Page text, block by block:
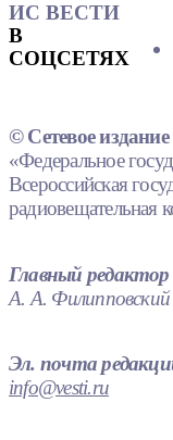
ИС ВЕСТИ
В
СОЦСЕТЯХ
© Сетевое
«Федеральное
Всероссийская
Главный редактор
А. А. Филипповский
Эл. почта
info@vesti.ru